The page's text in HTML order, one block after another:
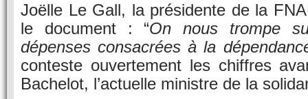
Joëlle Le Gall, la présidente de la
le document : “On nous trompe
dépenses consacrées à la
conteste ouvertement les chiffres
Bachelot, l’actuelle ministre de la